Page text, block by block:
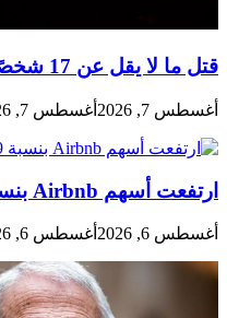
قتل ما لا يقل عن 17 شخصًا بعد ضربات روسية مميتة خلال الليل في أوكرانيا
أغسطس 7, 2026 أغسطس 7, 2026
ارتفعت أسهم Airbnb بنسبة 9% بعد تجاوز الأرباح والإيرادات، مع توجيهات قوية للربع الثالث
أغسطس 6, 2026 أغسطس 6, 2026